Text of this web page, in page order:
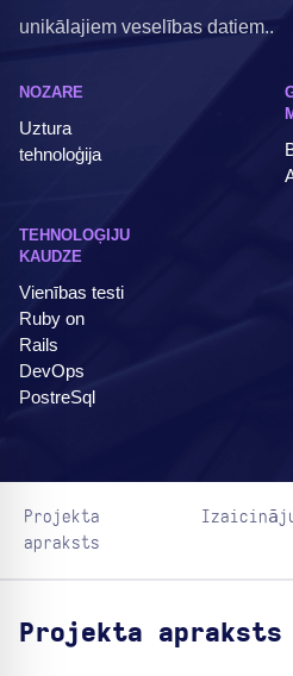
unikālajiem veselības datiem..
NOZARE
Uztura
tehnoloģija
TEHNOLOĢIJU
KAUDZE
Vienības testi
Ruby on
Rails
DevOps
PostreSql
Projekta
apraksts
Projekta apraksts